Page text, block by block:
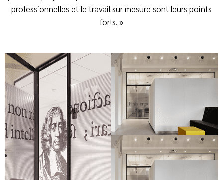
professionnelles et le travail sur mesure sont leurs points
forts. »